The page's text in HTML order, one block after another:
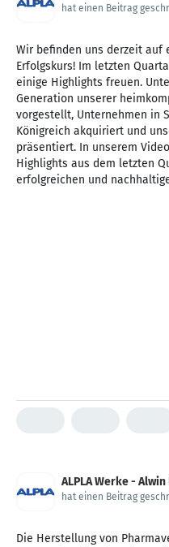
hat einen Beitrag
Wir befinden uns derzeit auf
Erfolgskurs! Im letzten
einige Highlights freuen.
Generation unserer
vorgestellt, Unternehmen in
Königreich akquiriert und
präsentiert. In unserem
Highlights aus dem letzten
erfolgreichen und
ALPLA Werke -
hat einen Beitrag
Die Herstellung von